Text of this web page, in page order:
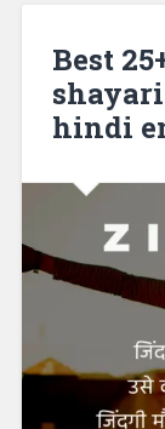
Best
hindi